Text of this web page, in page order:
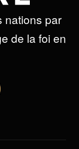
nations par
de la foi en